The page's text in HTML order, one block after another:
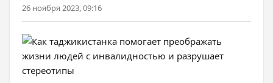
26 ноября 2023, 09:16